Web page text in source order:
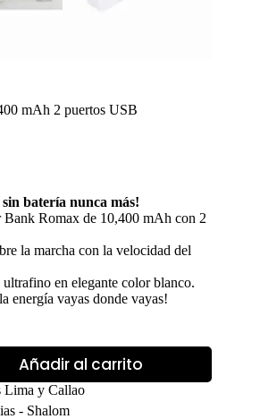
mAh 2 puertos USB
batería nunca más!
Bank Romax de 10,400 mAh con 2
la marcha con la velocidad del
en elegante color blanco.
energía vayas donde vayas!
Añadir al carrito
Lima y Callao
- Shalom